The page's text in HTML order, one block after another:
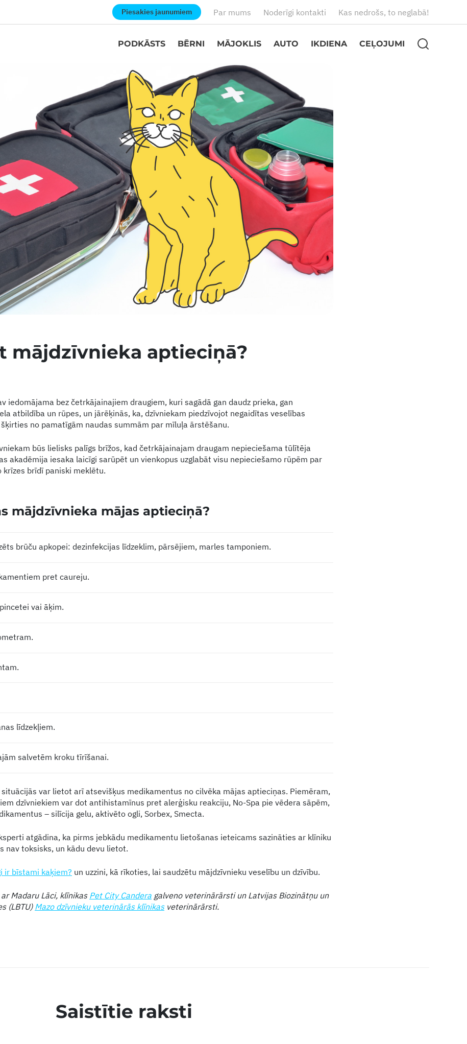
Piesakies jaunumiem Par mums Noderīgi kontakti Kas nedrošs, to neglabā!
PODKĀSTS BĒRNI MĀJOKLIS AUTO IKDIENA CEĻOJUMI
mājdzīvnieka aptieciņā?
iedomājama bez četrkājainajiem draugiem, kuri sagādā gan daudz prieka, gan
atbildība un rūpes, un jārēķinās, ka, dzīvniekam piedzīvojot negaidītas veselības
no pamatīgām naudas summām par mīluļa ārstēšanu.
būs lielisks palīgs brīžos, kad četrkājainajam draugam nepieciešama tūlītēja
akadēmija iesaka laicīgi sarūpēt un vienkopus uzglabāt visu nepieciešamo rūpēm par
brīdī paniski meklētu.
mājdzīvnieka mājas aptieciņā?
brūču apkopei: dezinfekcijas līdzeklim, pārsējiem, marles tamponiem.
pret caureju.
vai āķim.
līdzekļiem.
salvetēm kroku tīrīšanai.
var lietot arī atsevišķus medikamentus no cilvēka mājas aptieciņas. Piemēram,
dzīvniekiem var dot antihistamīnus pret alerģisku reakciju, No-Spa pie vēdera sāpēm,
– silīcija gelu, aktivēto ogli, Sorbex, Smecta.
atgādina, ka pirms jebkādu medikamentu lietošanas ieteicams sazināties ar klīniku
nav toksisks, un kādu devu lietot.
ir bīstami kaķiem? un uzzini, kā rīkoties, lai saudzētu mājdzīvnieku veselību un dzīvību.
Madaru Lāci, klīnikas Pet City Candera galveno veterinārārsti un Latvijas Biozinātņu un
(LBTU) Mazo dzīvnieku veterinārās klīnikasveterinārārsti.
Saistītie raksti